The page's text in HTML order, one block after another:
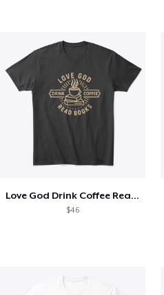
Love God Drink Coffee Read Books
$46